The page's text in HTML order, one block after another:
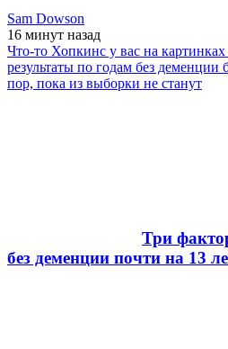
Sam Dowson
16 минут назад
Что-то Хопкинс у вас на
результаты по годам без деменции
пор, пока из выборки не станут
Три
без деменции почти на 13